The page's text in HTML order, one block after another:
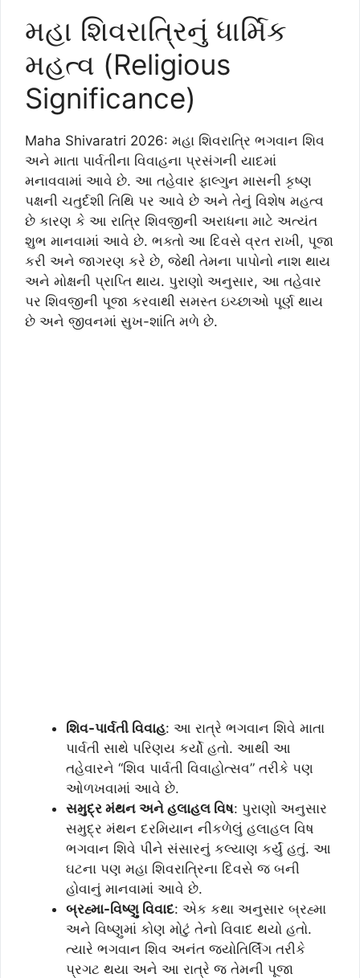
મહા શિવરાત્રિનું ધાર્મિક
મહત્વ (Religious
Significance)
Maha Shivaratri 2026: મહા શિવરાત્રિ ભગવાન શિવ
અને માતા પાર્વતીના વિવાહના પ્રસંગની યાદમાં
મનાવવામાં આવે છે. આ તહેવાર ફાલ્ગુન માસની કૃષ્ણ
પક્ષની ચતુર્દશી તિથિ પર આવે છે અને તેનું વિશેષ મહત્વ
છે કારણ કે આ રાત્રિ શિવજીની અરાધના માટે અત્યંત
શુભ માનવામાં આવે છે. ભક્તો આ દિવસે વ્રત રાખી, પૂજા
કરી અને જાગરણ કરે છે, જેથી તેમના પાપોનો નાશ થાય
અને મોક્ષની પ્રાપ્તિ થાય. પુરાણો અનુસાર, આ તહેવાર
પર શિવજીની પૂજા કરવાથી સમસ્ત ઇચ્છાઓ પૂર્ણ થાય
છે અને જીવનમાં સુખ-શાંતિ મળે છે.
શિવ-પાર્વતી વિવાહ: આ રાત્રે ભગવાન શિવે માતા
પાર્વતી સાથે પરિણય કર્યો હતો. આથી આ
તહેવારને “શિવ પાર્વતી વિવાહોત્સવ” તરીકે પણ
ઓળખવામાં આવે છે.
સમુદ્ર મંથન અને હલાહલ વિષ: પુરાણો અનુસાર
સમુદ્ર મંથન દરમિયાન નીકળેલું હલાહલ વિષ
ભગવાન શિવે પીને સંસારનું કલ્યાણ કર્યું હતું. આ
ઘટના પણ મહા શિવરાત્રિના દિવસે જ બની
હોવાનું માનવામાં આવે છે.
બ્રહ્મા-વિષ્ણુ વિવાદ: એક કથા અનુસાર બ્રહ્મા
અને વિષ્ણુમાં કોણ મોટું તેનો વિવાદ થયો હતો.
ત્યારે ભગવાન શિવ અનંત જ્યોતિર્લિંગ તરીકે
પ્રગટ થયા અને આ રાત્રે જ તેમની પૂજા